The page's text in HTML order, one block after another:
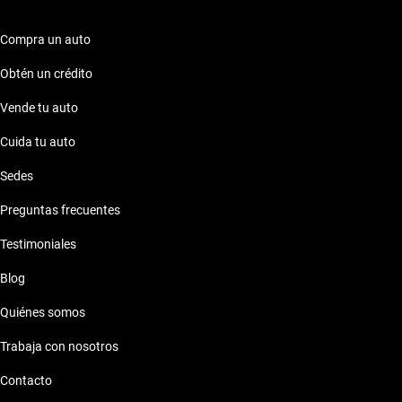
Compra un auto
Obtén un crédito
Vende tu auto
Cuida tu auto
Sedes
Preguntas frecuentes
Testimoniales
Blog
Quiénes somos
Trabaja con nosotros
Contacto